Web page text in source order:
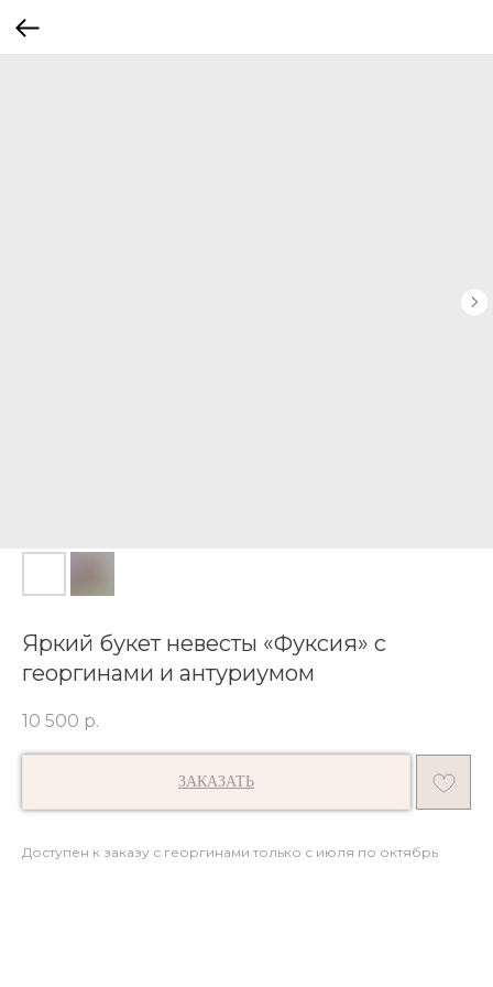
Яркий букет невесты «Фуксия» с
георгинами и антуриумом
10 500 р.
ЗАКАЗАТЬ
Доступен к заказу с георгинами только с июля по октябрь